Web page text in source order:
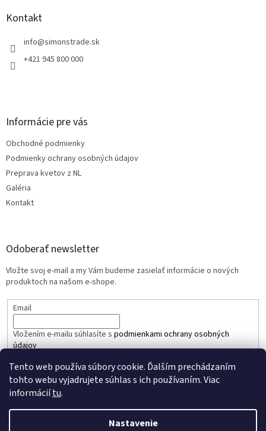
Tento web používa súbory cookie. Ďalším prechádzaním
tohto webu vyjadrujete súhlas s ich používaním. Viac
informáciítu.
Nastavenie
Kontakt
info@simonstrade.sk
+421 945 800 000
Informácie pre vás
Obchodné podmienky
Podmienky ochrany osobných údajov
Preprava kvetov z NL
Galéria
Kontakt
Odoberať newsletter
Vložte svoj e-mail a my Vám budeme zasielať informácie o nových
produktoch na našom e-shope.
Email
Vložením e-mailu súhlasíte s podmienkami ochrany osobných
údajov
PRIHLÁSIŤ SA
Vytvoril Shoptet